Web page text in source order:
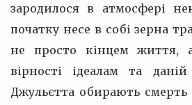
зародилося в атмосфері
початку несе в собі зерна
не просто кінцем
вірності ідеалам та
Джульєтта обирають смерть